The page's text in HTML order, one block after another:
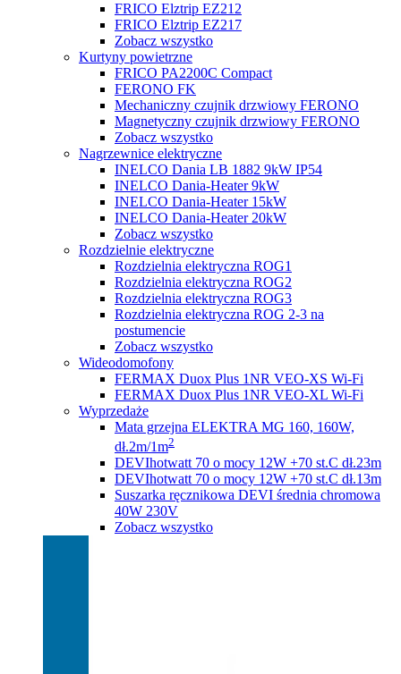
FRICO Elztrip EZ212
FRICO Elztrip EZ217
Zobacz wszystko
Kurtyny powietrzne
FRICO PA2200C Compact
FERONO FK
Mechaniczny czujnik drzwiowy FERONO
Magnetyczny czujnik drzwiowy FERONO
Zobacz wszystko
Nagrzewnice elektryczne
INELCO Dania LB 1882 9kW IP54
INELCO Dania-Heater 9kW
INELCO Dania-Heater 15kW
INELCO Dania-Heater 20kW
Zobacz wszystko
Rozdzielnie elektryczne
Rozdzielnia elektryczna ROG1
Rozdzielnia elektryczna ROG2
Rozdzielnia elektryczna ROG3
Rozdzielnia elektryczna ROG 2-3 na
postumencie
Zobacz wszystko
Wideodomofony
FERMAX Duox Plus 1NR VEO-XS Wi-Fi
FERMAX Duox Plus 1NR VEO-XL Wi-Fi
Wyprzedaże
Mata grzejna ELEKTRA MG 160, 160W,
dł.2m/1m2
DEVIhotwatt 70 o mocy 12W +70 st.C dł.23m
DEVIhotwatt 70 o mocy 12W +70 st.C dł.13m
Suszarka ręcznikowa DEVI średnia chromowa
40W 230V
Zobacz wszystko